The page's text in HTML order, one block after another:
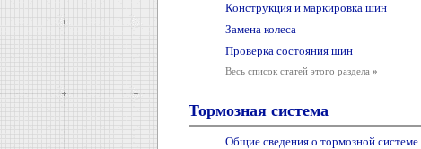
Конструкция и маркировка шин
Замена колеса
Проверка состояния шин
Весь список статей этого раздела »
Тормозная система
Общие сведения о тормозной системе